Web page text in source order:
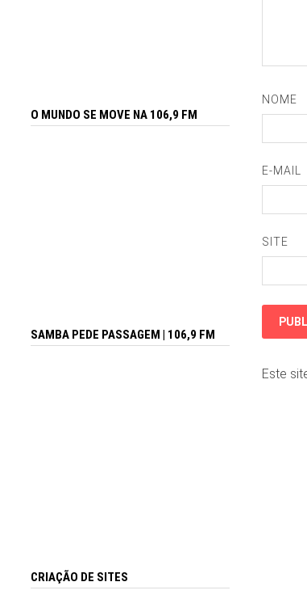
NOME
E-MAIL
SITE
Este
O MUNDO SE MOVE NA 106,9 FM
SAMBA PEDE PASSAGEM | 106,9 FM
CRIAÇÃO DE SITES